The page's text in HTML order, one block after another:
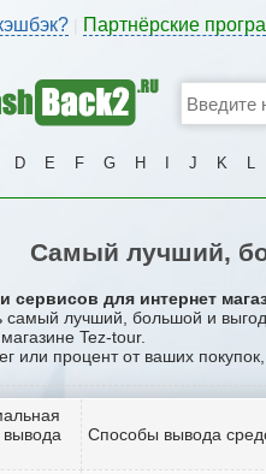
Партнёрские
D E F G H J K L
Самый лучший,
сервисов для интернет
самый лучший, большой и
Tez-tour.
или процент от ваших
Способы вывода